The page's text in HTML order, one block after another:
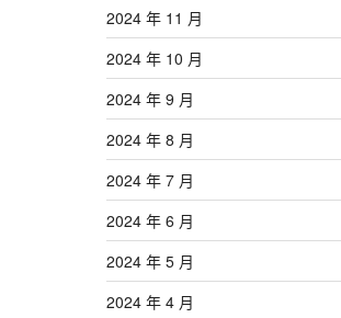
2024 年 11 月
2024 年 10 月
2024 年 9 月
2024 年 8 月
2024 年 7 月
2024 年 6 月
2024 年 5 月
2024 年 4 月